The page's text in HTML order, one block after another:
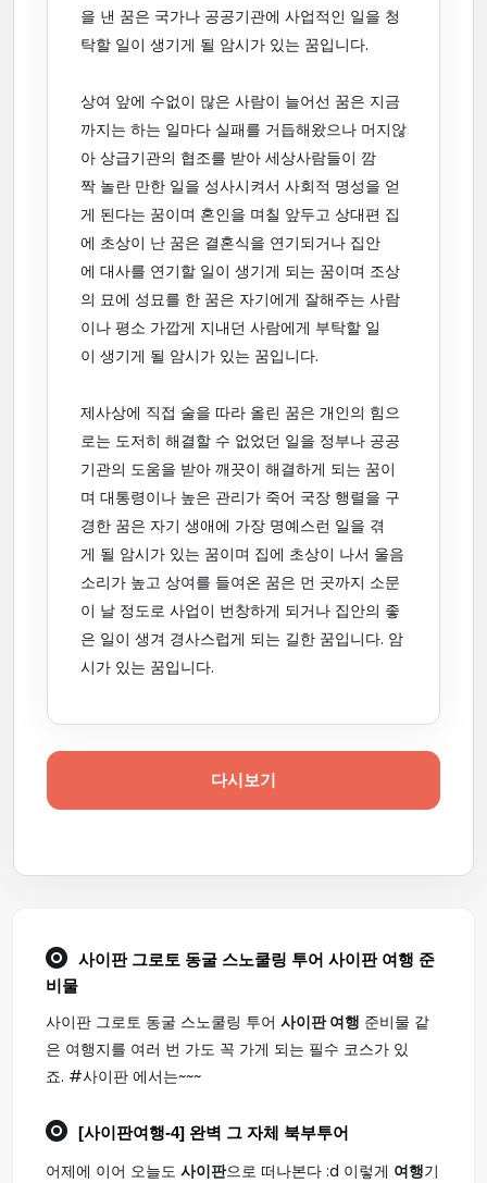
을 낸 꿈은 국가나 공공기관에 사업적인 일을 청
탁할 일이 생기게 될 암시가 있는 꿈입니다.
상여 앞에 수없이 많은 사람이 늘어선 꿈은 지금
까지는 하는 일마다 실패를 거듭해왔으나 머지않
아 상급기관의 협조를 받아 세상사람들이 깜
짝 놀란 만한 일을 성사시켜서 사회적 명성을 얻
게 된다는 꿈이며 혼인을 며칠 앞두고 상대편 집
에 초상이 난 꿈은 결혼식을 연기되거나 집안
에 대사를 연기할 일이 생기게 되는 꿈이며 조상
의 묘에 성묘를 한 꿈은 자기에게 잘해주는 사람
이나 평소 가깝게 지내던 사람에게 부탁할 일
이 생기게 될 암시가 있는 꿈입니다.
제사상에 직접 술을 따라 올린 꿈은 개인의 힘으
로는 도저히 해결할 수 없었던 일을 정부나 공공
기관의 도움을 받아 깨끗이 해결하게 되는 꿈이
며 대통령이나 높은 관리가 죽어 국장 행렬을 구
경한 꿈은 자기 생애에 가장 명예스런 일을 겪
게 될 암시가 있는 꿈이며 집에 초상이 나서 울음
소리가 높고 상여를 들여온 꿈은 먼 곳까지 소문
이 날 정도로 사업이 번창하게 되거나 집안의 좋
은 일이 생겨 경사스럽게 되는 길한 꿈입니다. 암
시가 있는 꿈입니다.
다시보기
사이판 그로토 동굴 스노쿨링 투어 사이판 여행 준
비물
사이판 그로토 동굴 스노쿨링 투어 사이판 여행 준비물 같
은 여행지를 여러 번 가도 꼭 가게 되는 필수 코스가 있
죠. #사이판 에서는~~~
[사이판여행-4] 완벽 그 자체 북부투어
어제에 이어 오늘도 사이판으로 떠나본다 :d 이렇게 여행기